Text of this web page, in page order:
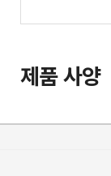
제품 사양